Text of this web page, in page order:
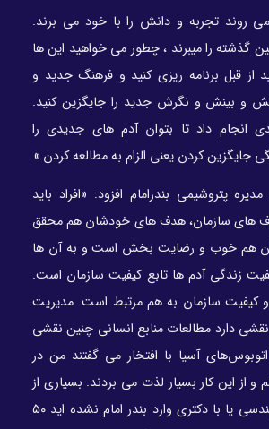
روند تجربه و دانش را با خود می برند.
گذشته را میبرند ، چطور می خواهید این ها
از قبل برنامه ریزی کنید و فرهنگ جدید و
و بینش و نگرش جدید را جایگزین کنید.
انجام داد تا بتوان آدم های جدیدی را
جایگزین کردن یعنی الزام به مطالعه کردن.»
پتروشیمی بندرامام افزود: «افراد باید
های سازمان، هدف های خودشان هم محقق
هم خوب و رضایت بخش است و به آن ها
زندگی آدم ها تابع کیفیت سازمان است.
کیفیت سازمان به هم مرتبط است. مدیریت
دارد مطالعات منابع انسانی چنین نقشی
اتوبوس‌های آسیا با افتخار می گفتند من در
و از این کار بسیار لذت می بردند. بسیاری از
شما ها با مدرک مهندسی یا با دکتری وارد بندر امام نشده اید ۵۰